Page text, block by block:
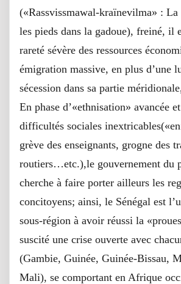
(«Rassvissmawal-kraïnevilma» : La
les pieds dans la gadoue), freiné, il
rareté sévère des ressources
émigration massive, en plus d’une
sécession dans sa partie
En phase d’«ethnisation» avancée
difficultés sociales
grève des enseignants, grogne des
routiers…etc.),le gouvernement du
cherche à faire porter ailleurs les
concitoyens; ainsi, le Sénégal est
sous-région à avoir réussi la
suscité une crise ouverte avec
(Gambie, Guinée, Guinée-Bissau,
Mali), se comportant en Afrique